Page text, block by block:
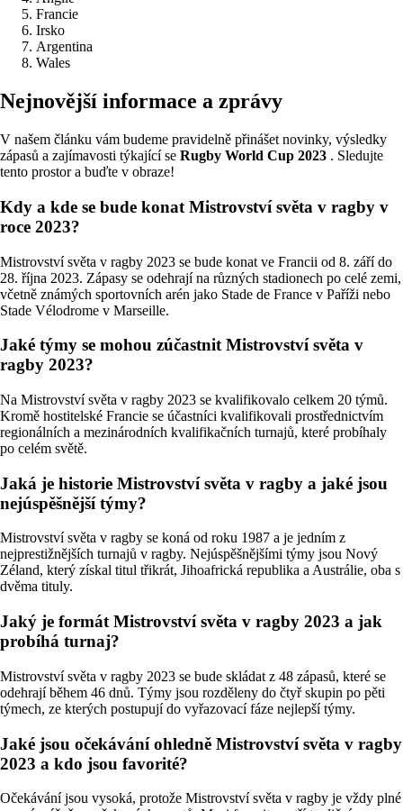
Francie
Irsko
Argentina
Wales
Nejnovější informace a zprávy
V našem článku vám budeme pravidelně přinášet novinky, výsledky
zápasů a zajímavosti týkající se Rugby World Cup 2023 . Sledujte
tento prostor a buďte v obraze!
Kdy a kde se bude konat Mistrovství světa v ragby v
roce 2023?
Mistrovství světa v ragby 2023 se bude konat ve Francii od 8. září do
28. října 2023. Zápasy se odehrají na různých stadionech po celé zemi,
včetně známých sportovních arén jako Stade de France v Paříži nebo
Stade Vélodrome v Marseille.
Jaké týmy se mohou zúčastnit Mistrovství světa v
ragby 2023?
Na Mistrovství světa v ragby 2023 se kvalifikovalo celkem 20 týmů.
Kromě hostitelské Francie se účastníci kvalifikovali prostřednictvím
regionálních a mezinárodních kvalifikačních turnajů, které probíhaly
po celém světě.
Jaká je historie Mistrovství světa v ragby a jaké jsou
nejúspěšnější týmy?
Mistrovství světa v ragby se koná od roku 1987 a je jedním z
nejprestižnějších turnajů v ragby. Nejúspěšnějšími týmy jsou Nový
Zéland, který získal titul třikrát, Jihoafrická republika a Austrálie, oba s
dvěma tituly.
Jaký je formát Mistrovství světa v ragby 2023 a jak
probíhá turnaj?
Mistrovství světa v ragby 2023 se bude skládat z 48 zápasů, které se
odehrají během 46 dnů. Týmy jsou rozděleny do čtyř skupin po pěti
týmech, ze kterých postupují do vyřazovací fáze nejlepší týmy.
Jaké jsou očekávání ohledně Mistrovství světa v ragby
2023 a kdo jsou favorité?
Očekávání jsou vysoká, protože Mistrovství světa v ragby je vždy plné